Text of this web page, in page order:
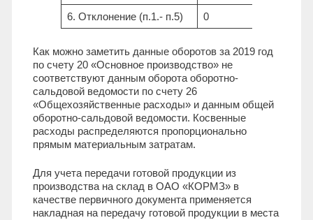
6. Отклонение (п.1.- п.5) 0
Как можно заметить данные оборотов за 2019 год
по счету 20 «Основное производство» не
соответствуют данным оборота оборотно-
сальдовой ведомости по счету 26
«Общехозяйственные расходы» и данным общей
оборотно-сальдовой ведомости. Косвенные
расходы распределяются пропорционально
прямым материальным затратам.
Для учета передачи готовой продукции из
производства на склад в ОАО «КОРМЗ» в
качестве первичного документа применяется
накладная на передачу готовой продукции в места